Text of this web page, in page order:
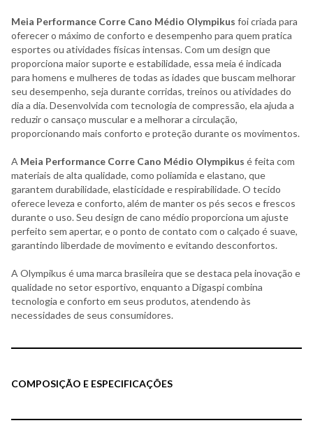
Meia Performance Corre Cano Médio Olympikus foi criada para
oferecer o máximo de conforto e desempenho para quem pratica
esportes ou atividades físicas intensas. Com um design que
proporciona maior suporte e estabilidade, essa meia é indicada
para homens e mulheres de todas as idades que buscam melhorar
seu desempenho, seja durante corridas, treinos ou atividades do
dia a dia. Desenvolvida com tecnologia de compressão, ela ajuda a
reduzir o cansaço muscular e a melhorar a circulação,
proporcionando mais conforto e proteção durante os movimentos.
A Meia Performance Corre Cano Médio Olympikus é feita com
materiais de alta qualidade, como poliamida e elastano, que
garantem durabilidade, elasticidade e respirabilidade. O tecido
oferece leveza e conforto, além de manter os pés secos e frescos
durante o uso. Seu design de cano médio proporciona um ajuste
perfeito sem apertar, e o ponto de contato com o calçado é suave,
garantindo liberdade de movimento e evitando desconfortos.
A Olympikus é uma marca brasileira que se destaca pela inovação e
qualidade no setor esportivo, enquanto a Digaspi combina
tecnologia e conforto em seus produtos, atendendo às
necessidades de seus consumidores.
COMPOSIÇÃO E ESPECIFICAÇÕES